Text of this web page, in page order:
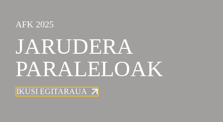
AFK 2025
JARUDERA
PARALELOAK
IKUSI EGITARAUA